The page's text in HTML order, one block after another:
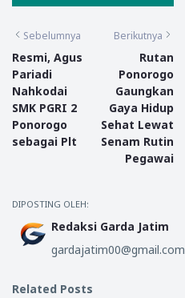
Sebelumnya
Resmi, Agus
Pariadi
Nahkodai
SMK PGRI 2
Ponorogo
sebagai Plt
Berikutnya
Rutan
Ponorogo
Gaungkan
Gaya Hidup
Sehat Lewat
Senam Rutin
Pegawai
DIPOSTING OLEH:
Redaksi Garda Jatim
gardajatim00@gmail.com
Related Posts